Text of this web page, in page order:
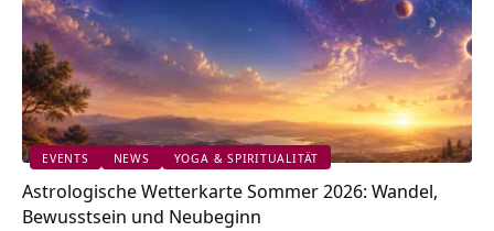
EVENTS NEWS YOGA & SPIRITUALITÄT
Astrologische Wetterkarte Sommer 2026: Wandel,
Bewusstsein und Neubeginn